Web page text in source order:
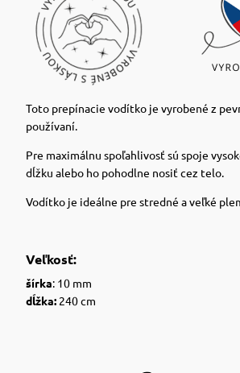
Toto prepínacie vodítko je vyrobené z
používaní.
Pre maximálnu spoľahlivosť sú spoje
dĺžku alebo ho pohodlne nosiť cez telo.
Vodítko je ideálne pre stredné a veľké
Veľkosť:
šírka: 10 mm
dĺžka: 240 cm